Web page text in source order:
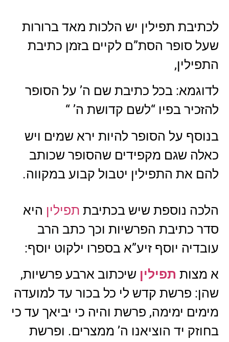
לכתיבת תפילין יש הלכות מאד ברורות
שעל סופר הסת”ם לקיים בזמן כתיבת
התפילין,
לדוגמא: בכל כתיבת שם ה’ על הסופר
להזכיר בפיו “לשם קדושת ה’ “
בנוסף על הסופר להיות ירא שמים ויש
כאלה שגם מקפידים שהסופר שכותב
להם את התפילין יטבול קבוע במקווה.
הלכה נוספת שיש בכתיבת תפילין היא
סדר כתיבת הפרשיות וכך כתב הרב
עובדיה יוסף זיע”א בספרו ילקוט יוסף:
א מצות תפילין שיכתוב ארבע פרשיות,
שהן: פרשת קדש לי כל בכור עד למועדה
מימים ימימה, פרשת והיה כי יביאך עד כי
בחוזק יד הוציאנו ה’ ממצרים. ופרשת